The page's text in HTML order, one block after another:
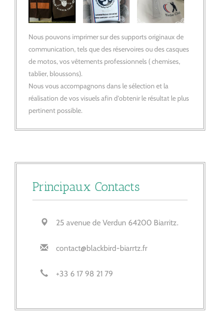
Nous pouvons imprimer sur des supports originaux de
communication, tels que des réservoires ou des casques
de motos, vos vêtements professionnels ( chemises,
tablier, bloussons).
Nous vous accompagnons dans le sélection et la
réalisation de vos visuels afin d'obtenir le résultat le plus
pertinent possible.
Principaux Contacts
25 avenue de Verdun 64200 Biarritz.
contact@blackbird-biarrtz.fr
+33 6 17 98 21 79